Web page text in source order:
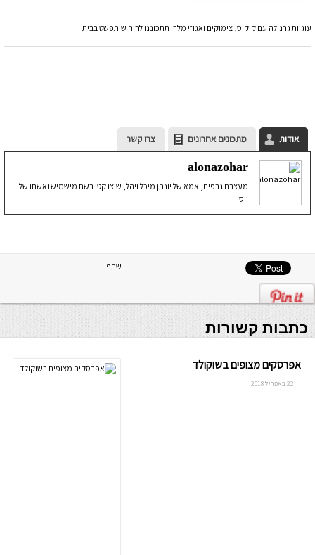
עוגיות גרנולה עם קוקוס, צימוקים ואגוזי מלך. תתכוננו לריח שיתפשט בבית
אודות מתכונים אחרונים צרו קשר
alonazohar
מעצבת גרפית, אמא של יונתן מיכל ויהל, שיצו קטן בשם מישמיש ואשתו של
יוסי
שתף
כתבות קשורות
אפרסקים מצופים בשוקולד
22 באפריל 2018